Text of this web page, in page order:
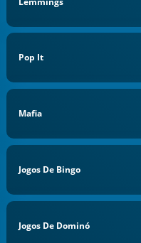
Pop It
Mafia
Jogos De Bingo
Jogos De Dominó